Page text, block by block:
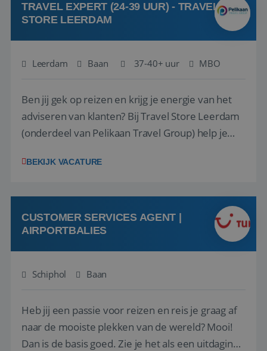
TRAVEL EXPERT (24-39 UUR) - TRAVEL
STORE LEERDAM
Leerdam Baan 37-40+ uur MBO
Ben jij gek op reizen en krijg je energie van het
adviseren van klanten? Bij Travel Store Leerdam
(onderdeel van Pelikaan Travel Group) help je
vinden. Samen maken we van elke reis een
hebt in de reisbranche of j...
BEKIJK VACATURE
CUSTOMER SERVICES AGENT |
AIRPORTBALIES
Schiphol Baan
Heb jij een passie voor reizen en reis je graag af
naar de mooiste plekken van de wereld? Mooi!
Dan is de basis goed. Zie je het als een uitdaging